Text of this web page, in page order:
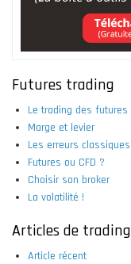
Futures trading
Le trading des futures
Marge et levier
Les erreurs classiques
Futures ou CFD ?
Choisir son broker
La volatilité !
Articles de trading
Article récent